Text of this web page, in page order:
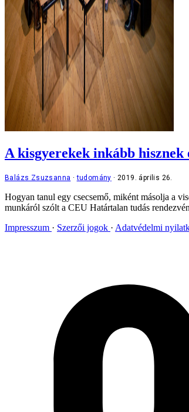
A kisgyerekek inkább
Balázs Zsuzsanna tudomány 2019. április 26.
Hogyan tanul egy csecsemő, miként másolja a
munkáról szólt a CEU Határtalan tudás
Impresszum
Szerzői jogok Adatvédelmi